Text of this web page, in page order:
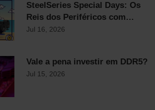
SteelSeries Special Days: Os
Reis dos Periféricos com
Descontos Flash Até
Jul 16, 2026
Vale a pena investir em DDR5?
Jul 15, 2026